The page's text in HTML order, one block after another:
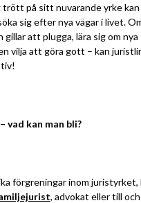
trött på sitt nuvarande yrke
sig efter nya vägar i livet.
gillar att plugga, lära sig om nya
vilja att göra gott – kan
kan man bli?
förgreningar inom juristyrket,
, advokat eller till